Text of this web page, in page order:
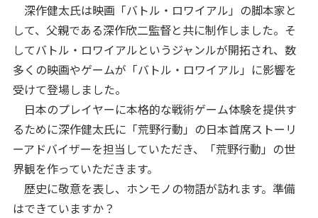
深作健太氏は映画「バトル・ロワイアル」の脚本家と
して、父親である深作欣二監督と共に制作しました。そ
してバトル・ロワイアルというジャンルが開拓され、数
多くの映画やゲームが「バトル・ロワイアル」に影響を
受けて登場しました。
日本のプレイヤーに本格的な戦術ゲーム体験を提供す
るために深作健太氏に「荒野行動」の日本首席ストーリ
ーアドバイザーを担当していただき、「荒野行動」の世
界観を作っていただきます。
歴史に敬意を表し、ホンモノの物語が訪れます。準備
はできていますか？